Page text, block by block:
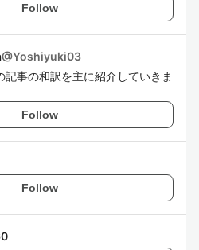
Follow
@Yoshiyuki03
記事の和訳を主に紹介していきま
Follow
Follow